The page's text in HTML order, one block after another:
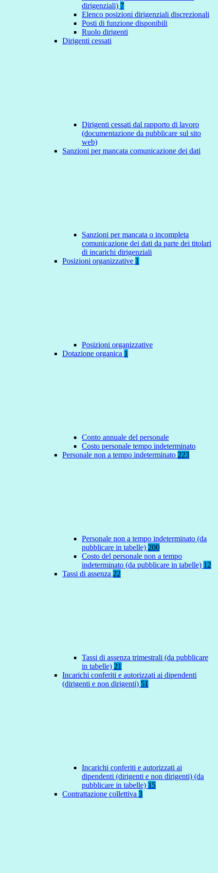
dirigenziali) 7
Elenco posizioni dirigenziali discrezionali
Posti di funzione disponibili
Ruolo dirigenti
Dirigenti cessati
Dirigenti cessati dal rapporto di lavoro
(documentazione da pubblicare sul sito
web)
Sanzioni per mancata comunicazione dei dati
Sanzioni per mancata o incompleta
comunicazione dei dati da parte dei titolari
di incarichi dirigenziali
Posizioni organizzative 1
Posizioni organizzative
Dotazione organica 1
Conto annuale del personale
Costo personale tempo indeterminato
Personale non a tempo indeterminato 223
Personale non a tempo indeterminato (da
pubblicare in tabelle) 200
Costo del personale non a tempo
indeterminato (da pubblicare in tabelle) 12
Tassi di assenza 22
Tassi di assenza trimestrali (da pubblicare
in tabelle) 21
Incarichi conferiti e autorizzati ai dipendenti
(dirigenti e non dirigenti) 51
Incarichi conferiti e autorizzati ai
dipendenti (dirigenti e non dirigenti) (da
pubblicare in tabelle) 15
Contrattazione collettiva 3